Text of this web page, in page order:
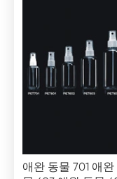
애완 동물 701 애